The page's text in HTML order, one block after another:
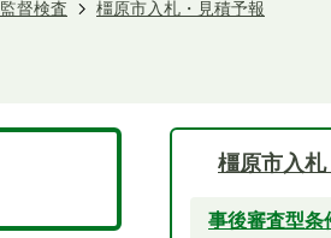
督検査
橿原市入札・見積予報
橿原市入
事後審査型条